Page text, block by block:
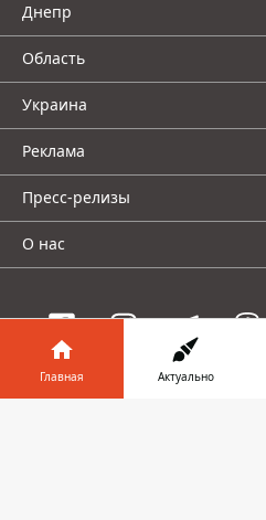
Днепр
Область
Украина
Реклама
Пресс-релизы
О нас
Главная Актуально